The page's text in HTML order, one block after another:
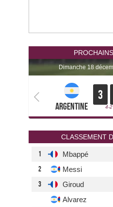
dimanche 18
Argentine
3
4-2
CLASSEMENT
1 Mbappé
2 Messi
3 Giroud
Alvarez